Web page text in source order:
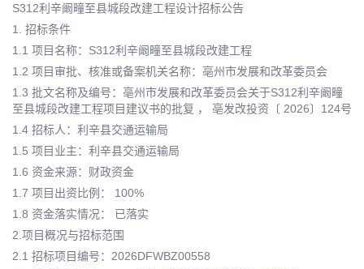
S312利辛阚疃至县城段改建工程设计招标公告
1. 招标条件
1.1 项目名称：S312利辛阚疃至县城段改建工程
1.2 项目审批、核准或备案机关名称：亳州市发展和改革委员会
1.3 批文名称及编号：亳州市发展和改革委员会关于S312利辛阚疃
至县城段改建工程项目建议书的批复 ， 亳发改投资〔 2026〕124号
1.4 招标人：利辛县交通运输局
1.5 项目业主：利辛县交通运输局
1.6 资金来源：财政资金
1.7 项目出资比例： 100%
1.8 资金落实情况： 已落实
2.项目概况与招标范围
2.1 招标项目编号：2026DFWBZ00558